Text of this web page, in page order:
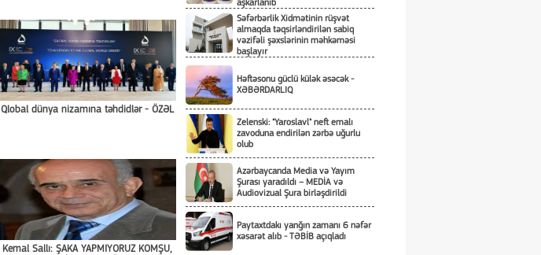
Qlobal dünya nizamına təhdidlər - ÖZƏL
Kemal Sallı: ŞAKA YAPMIYORUZ KOMŞU,
aşkarlanıb
Səfərbərlik Xidmətinin rüşvət
almaqda təqsirləndirilən sabiq
vəzifəli şəxslərinin məhkəməsi
başlayır
Həftəsonu güclü külək əsəcək -
XƏBƏRDARLIQ
Zelenski: "Yaroslavl" neft emalı
zavoduna endirilən zərbə uğurlu
olub
Azərbaycanda Media və Yayım
Şurası yaradıldı – MEDİA və
Audiovizual Şura birləşdirildi
Paytaxtdakı yanğın zamanı 6 nəfər
xəsarət alıb - TƏBİB açıqladı